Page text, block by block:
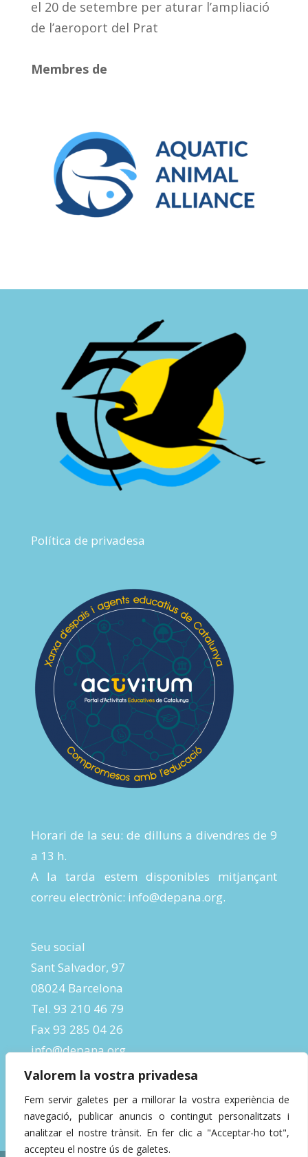
Valorem la vostra privadesa
Fem servir galetes per a millorar la vostra experiència de
navegació, publicar anuncis o contingut personalitzats i
analitzar el nostre trànsit. En fer clic a "Acceptar-ho tot",
accepteu el nostre ús de galetes.
el 20 de setembre per aturar l’ampliació
de l’aeroport del Prat
Membres de
Política de privadesa
Horari de la seu: de dilluns a divendres de 9
a 13 h.
A la tarda estem disponibles mitjançant
correu electrònic: info@depana.org.
Seu social
Sant Salvador, 97
08024 Barcelona
Tel. 93 210 46 79
Fax 93 285 04 26
info@depana.org